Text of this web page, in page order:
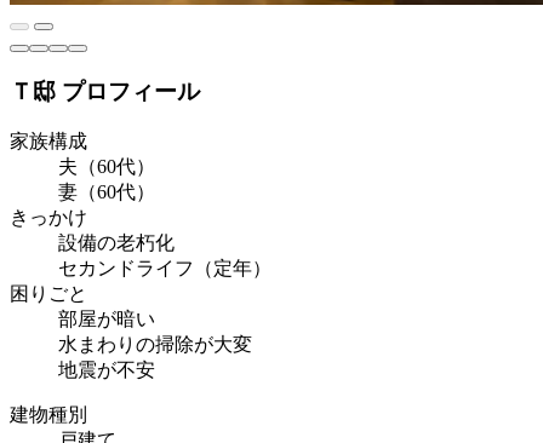
Ｔ邸 プロフィール
家族構成
夫（60代）
妻（60代）
きっかけ
設備の老朽化
セカンドライフ（定年）
困りごと
部屋が暗い
水まわりの掃除が大変
地震が不安
建物種別